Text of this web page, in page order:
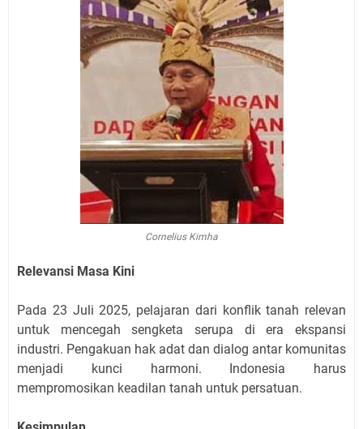
Cornelius Kimha
Relevansi Masa Kini
Pada 23 Juli 2025, pelajaran dari konflik tanah relevan
untuk mencegah sengketa serupa di era ekspansi
industri. Pengakuan hak adat dan dialog antar komunitas
menjadi kunci harmoni. Indonesia harus
mempromosikan keadilan tanah untuk persatuan.